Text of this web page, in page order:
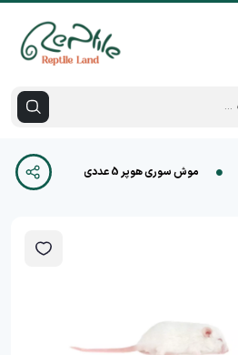
موش سوری هوپر 5 عددی (Hopper Frozen Mice)